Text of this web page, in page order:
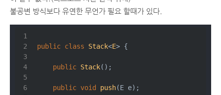
불공변 방식보다 유연한 무언가 필요 할때가 있다.
public class Stack<E> {
public Stack() ;
public void push(E e) ;